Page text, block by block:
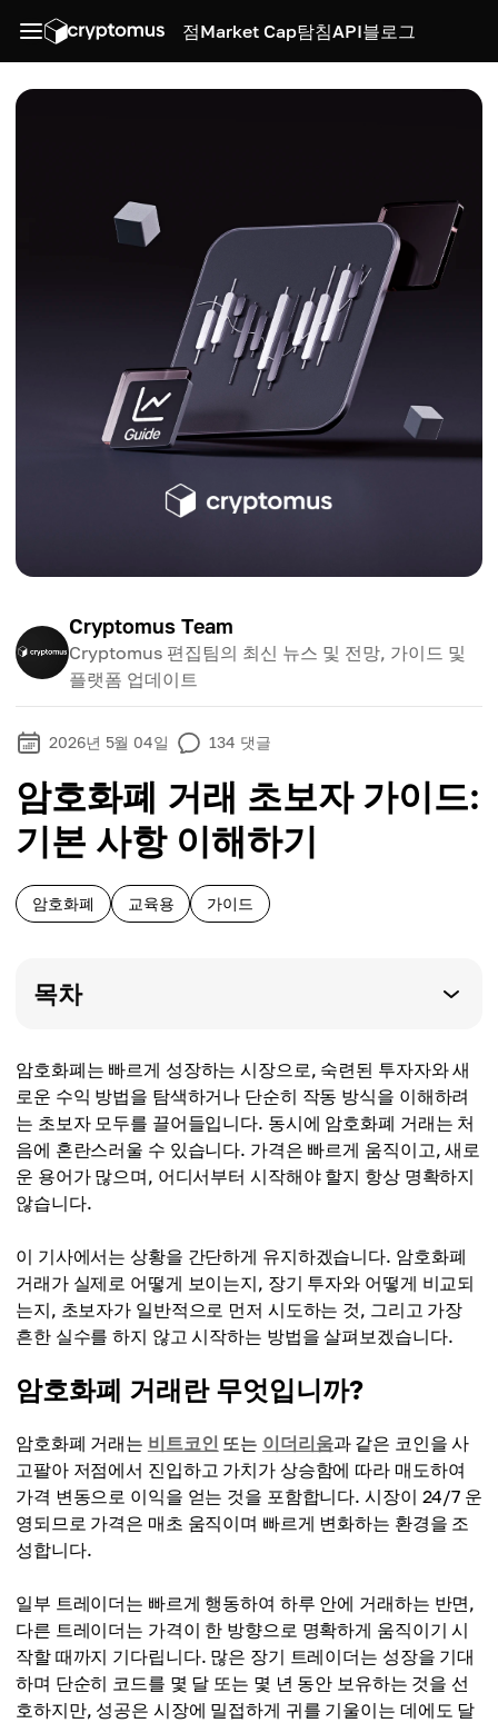
점Market Cap탐침API블로그
Cryptomus Team
Cryptomus 편집팀의 최신 뉴스 및 전망, 가이드 및
플랫폼 업데이트
2026년 5월 04일 134 댓글
암호화폐 거래 초보자 가이드:
기본 사항 이해하기
암호화폐 교육용 가이드
목차
암호화폐는 빠르게 성장하는 시장으로, 숙련된 투자자와 새
로운 수익 방법을 탐색하거나 단순히 작동 방식을 이해하려
는 초보자 모두를 끌어들입니다. 동시에 암호화폐 거래는 처
음에 혼란스러울 수 있습니다. 가격은 빠르게 움직이고, 새로
운 용어가 많으며, 어디서부터 시작해야 할지 항상 명확하지
않습니다.
이 기사에서는 상황을 간단하게 유지하겠습니다. 암호화폐
거래가 실제로 어떻게 보이는지, 장기 투자와 어떻게 비교되
는지, 초보자가 일반적으로 먼저 시도하는 것, 그리고 가장
흔한 실수를 하지 않고 시작하는 방법을 살펴보겠습니다.
암호화폐 거래란 무엇입니까?
암호화폐 거래는 비트코인 또는 이더리움과 같은 코인을 사
고팔아 저점에서 진입하고 가치가 상승함에 따라 매도하여
가격 변동으로 이익을 얻는 것을 포함합니다. 시장이 24/7 운
영되므로 가격은 매초 움직이며 빠르게 변화하는 환경을 조
성합니다.
일부 트레이더는 빠르게 행동하여 하루 안에 거래하는 반면,
다른 트레이더는 가격이 한 방향으로 명확하게 움직이기 시
작할 때까지 기다립니다. 많은 장기 트레이더는 성장을 기대
하며 단순히 코드를 몇 달 또는 몇 년 동안 보유하는 것을 선
호하지만, 성공은 시장에 밀접하게 귀를 기울이는 데에도 달